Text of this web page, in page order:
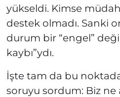
yükseldi. Kimse
destek olmadı. Sanki
durum bir “engel”
kaybı”ydı.
İşte tam da bu
soruyu sordum: Biz ne